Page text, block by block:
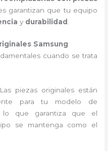
garantizan que tu equipo
y durabilidad
Samsung
cuando se trata
piezas originales están
para tu modelo de
lo que garantiza que el
se mantenga como el